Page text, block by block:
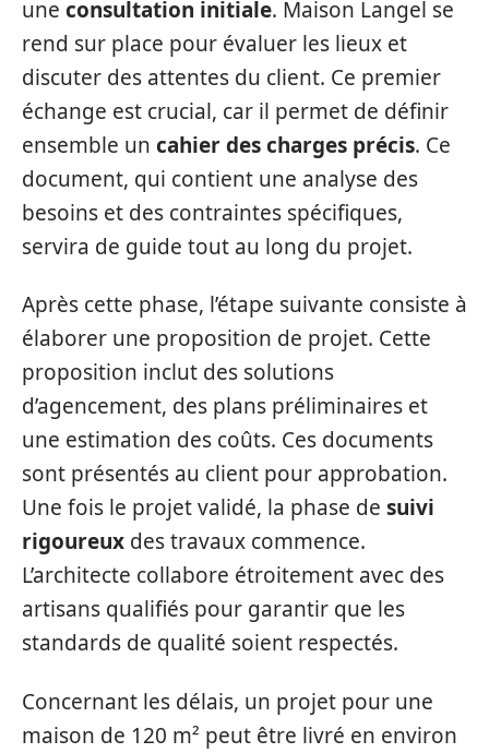
une consultation initiale. Maison Langel se
rend sur place pour évaluer les lieux et
discuter des attentes du client. Ce premier
échange est crucial, car il permet de définir
ensemble un cahier des charges précis. Ce
document, qui contient une analyse des
besoins et des contraintes spécifiques,
servira de guide tout au long du projet.
Après cette phase, l’étape suivante consiste à
élaborer une proposition de projet. Cette
proposition inclut des solutions
d’agencement, des plans préliminaires et
une estimation des coûts. Ces documents
sont présentés au client pour approbation.
Une fois le projet validé, la phase de suivi
rigoureux des travaux commence.
L’architecte collabore étroitement avec des
artisans qualifiés pour garantir que les
standards de qualité soient respectés.
Concernant les délais, un projet pour une
maison de 120 m² peut être livré en environ